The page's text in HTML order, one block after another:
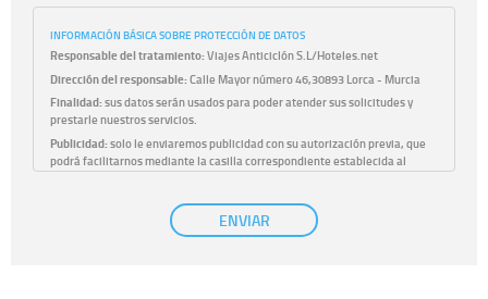
INFORMACIÓN BÁSICA SOBRE PROTECCIÓN DE DATOS
Responsable del tratamiento:Viajes Anticiclón S.L/Hoteles.net
Dirección del responsable:Calle Mayor número 46,30893 Lorca - Murcia
Finalidad:sus datos serán usados para poder atender sus solicitudes y
prestarle nuestros servicios.
Publicidad:solo le enviaremos publicidad con su autorización previa, que
podrá facilitarnos mediante la casilla correspondiente establecida al
únicamente trataremos sus datos con su consentimiento
previo, que podrá facilitarnos mediante la casilla correspondiente
ENVIAR